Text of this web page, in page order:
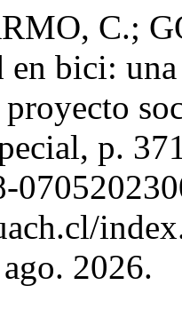
C.;
bici:
proyecto
p.
2026.